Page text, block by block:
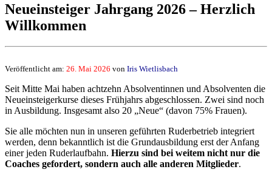
Neueinsteiger Jahrgang 2026 – Herzlich
Willkommen
Veröffentlicht am: 26. Mai 2026 von Iris Wietlisbach
Seit Mitte Mai haben achtzehn Absolventinnen und Absolventen die
Neueinsteigerkurse dieses Frühjahrs abgeschlossen. Zwei sind noch
in Ausbildung. Insgesamt also 20 „Neue“ (davon 75% Frauen).
Sie alle möchten nun in unseren geführten Ruderbetrieb integriert
werden, denn bekanntlich ist die Grundausbildung erst der Anfang
einer jeden Ruderlaufbahn. Hierzu sind bei weitem nicht nur die
Coaches gefordert, sondern auch alle anderen Mitglieder.